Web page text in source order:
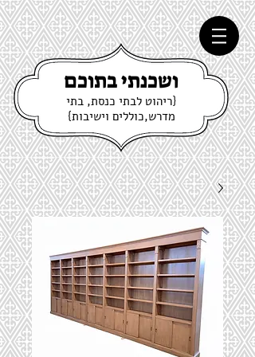
ושכנתי בתוכם
{ריהוט לבתי כנסת, בתי
מדרש,כוללים וישיבות}